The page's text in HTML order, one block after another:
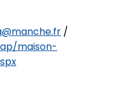
/
maison-